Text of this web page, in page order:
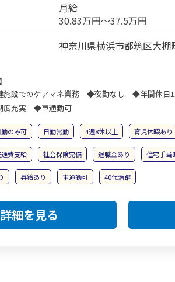
月給
30.83万円～37.5万円
神奈川県横浜市都筑区大棚
施設でのケアマネ業務 ◆夜勤なし ◆年間休日
度充実 ◆車通勤可
勤のみ可 日勤常勤 4週8休以上 育児休暇あり
費支給 社会保険完備 退職金あり 住宅手当
昇給あり 車通勤可 40代活躍
詳細を見る